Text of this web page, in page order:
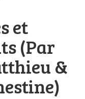
et
(Par
&